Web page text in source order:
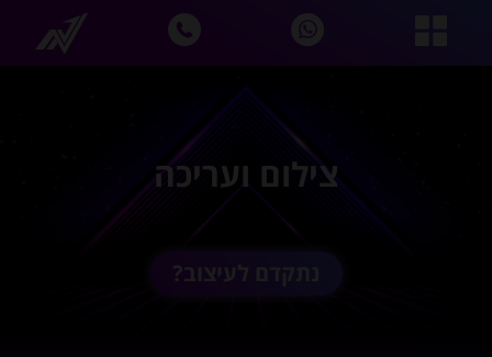
צילום ועריכה
נתקדם לעיצוב?